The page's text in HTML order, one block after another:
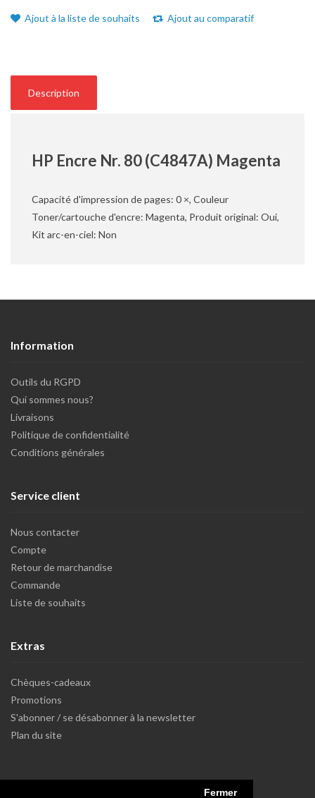
Fermer
Ajout à la liste de souhaits Ajout au comparatif
Description
HP Encre Nr. 80 (C4847A) Magenta
Capacité d'impression de pages: 0 ×, Couleur
Toner/cartouche d'encre: Magenta, Produit original: Oui,
Kit arc-en-ciel: Non
Information
Outils du RGPD
Qui sommes nous?
Livraisons
Politique de confidentialité
Conditions générales
Service client
Nous contacter
Compte
Retour de marchandise
Commande
Liste de souhaits
Extras
Chèques-cadeaux
Promotions
S'abonner / se désabonner à la newsletter
Plan du site